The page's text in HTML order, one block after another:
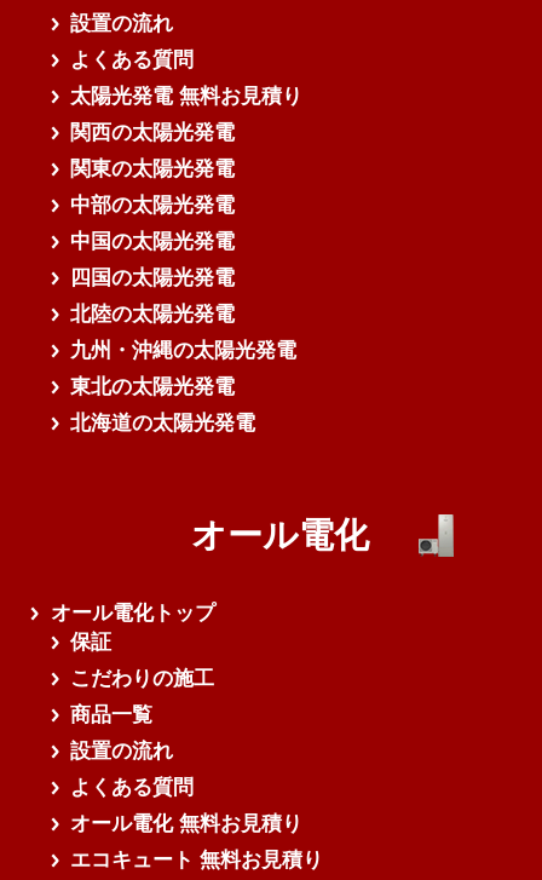
設置の流れ
よくある質問
太陽光発電 無料お見積り
関西の太陽光発電
関東の太陽光発電
中部の太陽光発電
中国の太陽光発電
四国の太陽光発電
北陸の太陽光発電
九州・沖縄の太陽光発電
東北の太陽光発電
北海道の太陽光発電
オール電化
オール電化トップ
保証
こだわりの施工
商品一覧
設置の流れ
よくある質問
オール電化 無料お見積り
エコキュート 無料お見積り